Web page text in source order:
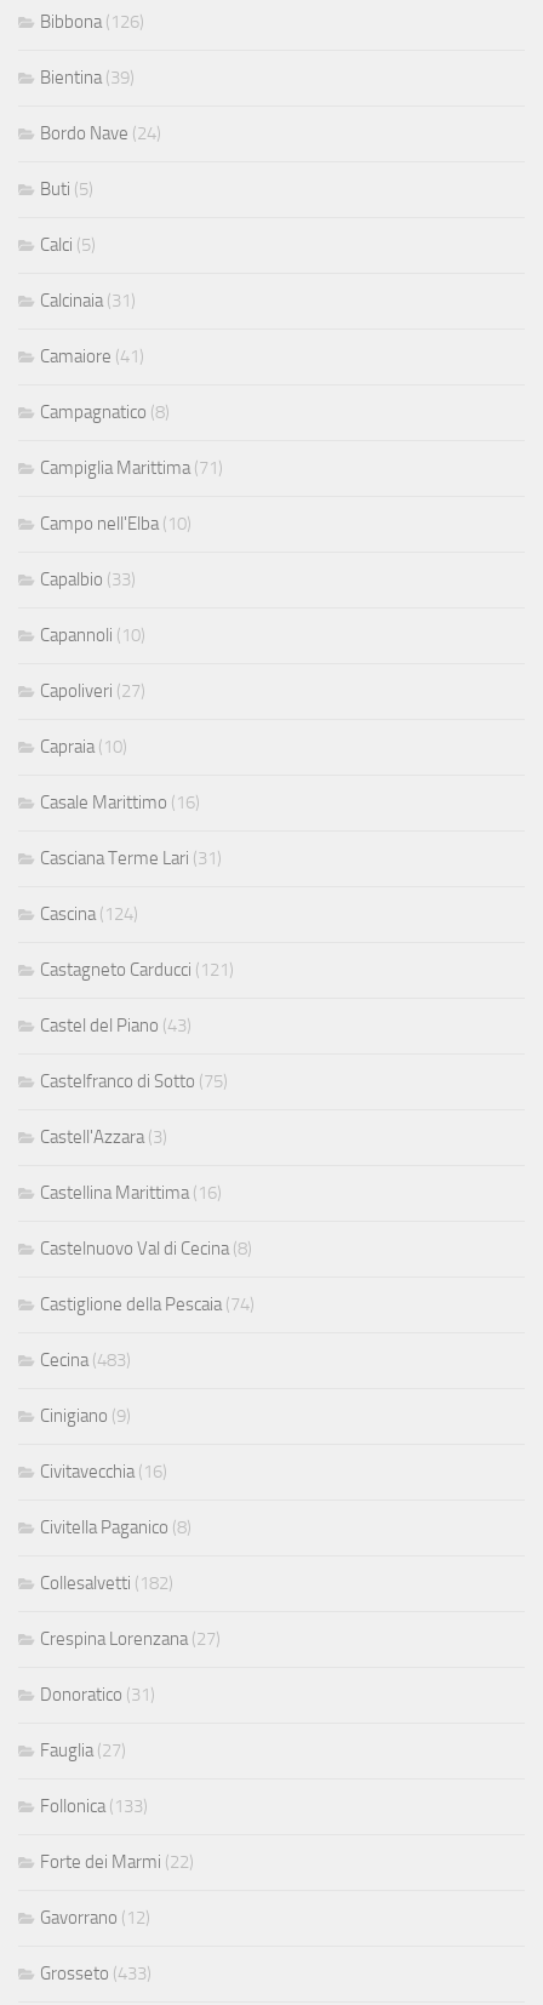
Bibbona (126)
Bientina (39)
Bordo Nave (24)
Buti (5)
Calci (5)
Calcinaia (31)
Camaiore (41)
Campagnatico (8)
Campiglia Marittima (71)
Campo nell'Elba (10)
Capalbio (33)
Capannoli (10)
Capoliveri (27)
Capraia (10)
Casale Marittimo (16)
Casciana Terme Lari (31)
Cascina (124)
Castagneto Carducci (121)
Castel del Piano (43)
Castelfranco di Sotto (75)
Castell'Azzara (3)
Castellina Marittima (16)
Castelnuovo Val di Cecina (8)
Castiglione della Pescaia (74)
Cecina (483)
Cinigiano (9)
Civitavecchia (16)
Civitella Paganico (8)
Collesalvetti (182)
Crespina Lorenzana (27)
Donoratico (31)
Fauglia (27)
Follonica (133)
Forte dei Marmi (22)
Gavorrano (12)
Grosseto (433)